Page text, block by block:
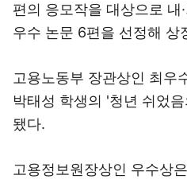
편의 응모작을 대상으로 내
우수 논문 6편을 선정해 상
고용노동부 장관상인 최우
박태성 학생의 '청년 쉬었
됐다.
고용정보원장상인 우수상